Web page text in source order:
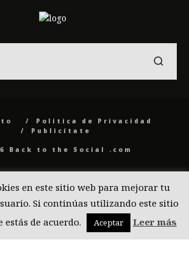
Politica de Privacidad
Publicítate
Back to the Social .com
en este sitio web para mejorar tu
Si continúas utilizando este sitio
de acuerdo.
Aceptar Leer más